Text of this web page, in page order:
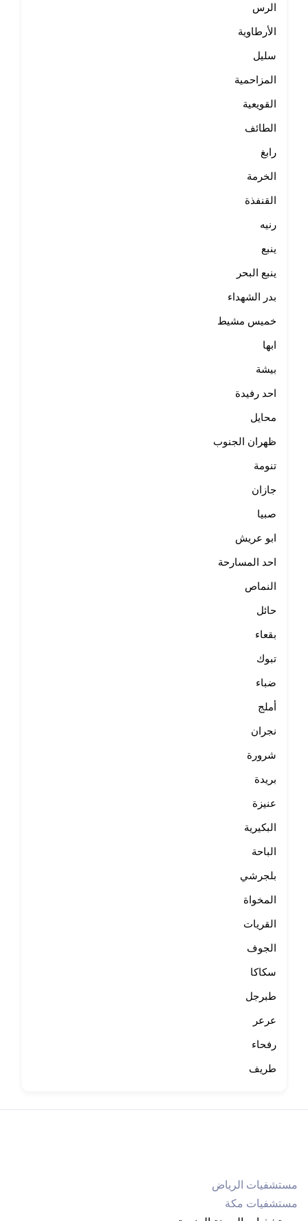
الرس
الأرطاوية
سليل
المزاحمية
القويعية
الطائف
رابغ
الخرمة
القنفذة
رنيه
ينبع
ينبع البحر
بدر الشهداء
خميس مشيط
ابها
بيشة
احد رفيدة
محايل
ظهران الجنوب
تنومة
جازان
صبيا
ابو عريش
احد المسارحة
النماص
حائل
بقعاء
تبوك
ضباء
أملج
نجران
شرورة
بريدة
عنيزة
البكيرية
الباحة
بلجرشي
المخواة
القريات
الجوف
سكاكا
طبرجل
عرعر
رفحاء
طريف
مستشفيات الرياض
مستشفيات مكة